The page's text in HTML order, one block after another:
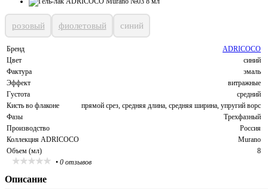
розовый фиолетовый синий
Бренд
ADRICOCO
Цвет
синий
Фактура
эмаль
Эффект
витражные
Густота
средний
Кисть во флаконе
прямой срез, средняя длина, средняя ширина, упругий ворс
Фазы
Трехфазный
Производство
Россия
Коллекция ADRICOCO
Murano
Объем (мл)
8
• 0 отзывов
Описание